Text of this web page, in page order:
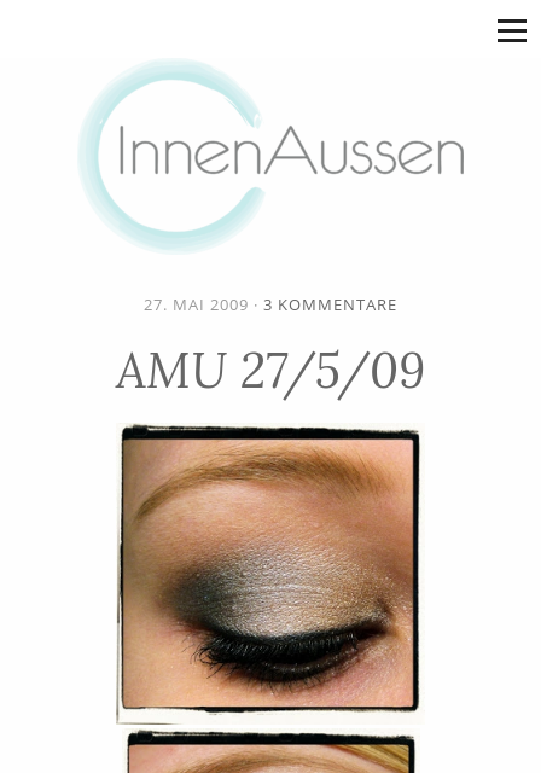
27. MAI 2009 · 3 KOMMENTARE
AMU 27/5/09